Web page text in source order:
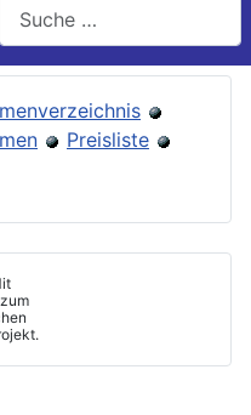
Preisliste